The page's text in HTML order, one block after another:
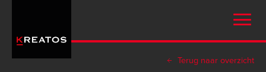
naar
inhoud
Terug naar overzicht